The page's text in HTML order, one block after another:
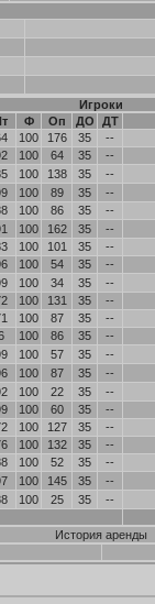
Игроки
Ф Оп ДО ДТ
100 176 35 --
100 64 35 --
100 138 35 --
100 89 35 --
100 86 35 --
100 162 35 --
100 101 35 --
100 54 35 --
100 34 35 --
100 131 35 --
100 87 35 --
100 86 35 --
100 57 35 --
100 87 35 --
100 22 35 --
100 60 35 --
100 127 35 --
100 132 35 --
100 52 35 --
100 145 35 --
100 25 35 --
История аренды